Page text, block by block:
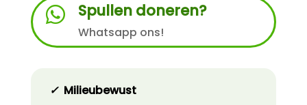
 Spullen doneren?
Whatsapp ons!
✓Milieubewust